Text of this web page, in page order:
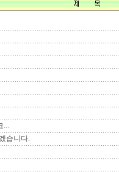
아무
마치 내 마
느낌
...
습니다.